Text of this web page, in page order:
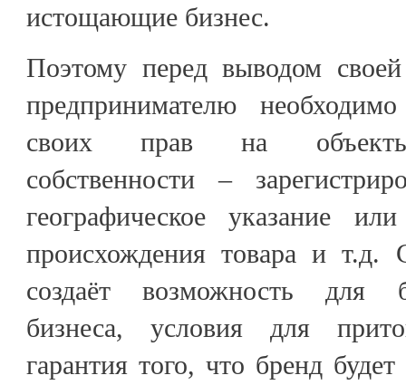
истощающие бизнес.
Поэтому перед выводом
предпринимателю
своих прав на объекты
собственности –
географическое указание
происхождения товара и т.д.
создаёт возможность для
бизнеса, условия для
гарантия того, что бренд